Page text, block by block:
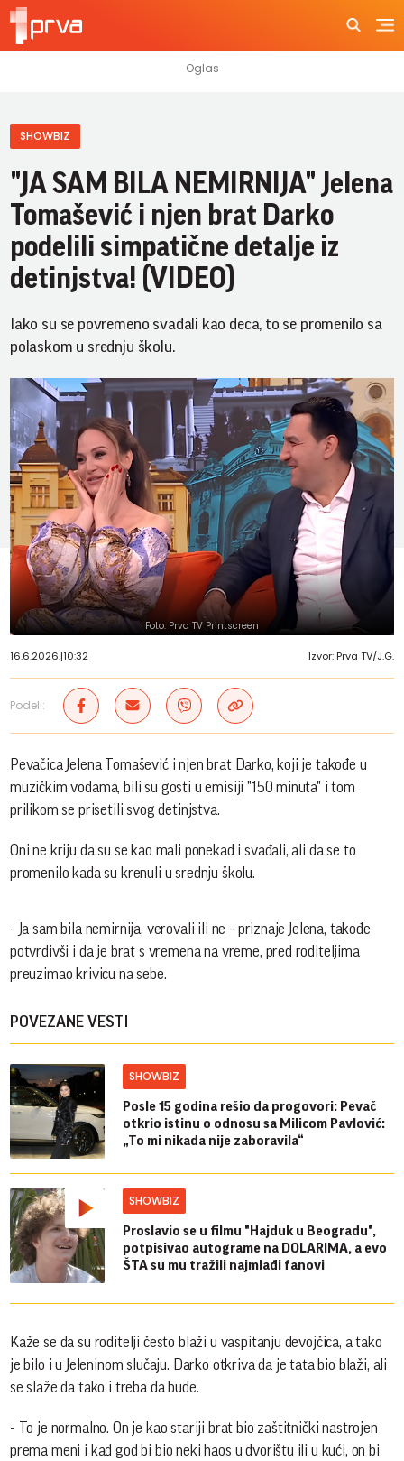
SHOWBIZ
"JA SAM BILA NEMIRNIJA" Jelena
Tomašević i njen brat Darko
podelili simpatične detalje iz
detinjstva! (VIDEO)
Iako su se povremeno svađali kao deca, to se promenilo sa
polaskom u srednju školu.
Foto: Prva TV Printscreen
16.6.2026.|10:32 Izvor: Prva TV/J.G.
Podeli:
Pevačica Jelena Tomašević i njen brat Darko, koji je takođe u
muzičkim vodama, bili su gosti u emisiji "150 minuta" i tom
prilikom se prisetili svog detinjstva.
Oni ne kriju da su se kao mali ponekad i svađali, ali da se to
promenilo kada su krenuli u srednju školu.
- Ja sam bila nemirnija, verovali ili ne - priznaje Jelena, takođe
potvrdivši i da je brat s vremena na vreme, pred roditeljima
preuzimao krivicu na sebe.
POVEZANE VESTI
SHOWBIZ
Posle 15 godina rešio da progovori: Pevač
otkrio istinu o odnosu sa Milicom Pavlović:
„To mi nikada nije zaboravila“
SHOWBIZ
Proslavio se u filmu "Hajduk u Beogradu",
potpisivao autograme na DOLARIMA, a evo
ŠTA su mu tražili najmlađi fanovi
Kaže se da su roditelji često blaži u vaspitanju devojčica, a tako
je bilo i u Jeleninom slučaju. Darko otkriva da je tata bio blaži, ali
se slaže da tako i treba da bude.
- To je normalno. On je kao stariji brat bio zaštitnički nastrojen
prema meni i kad god bi bio neki haos u dvorištu ili u kući, on bi